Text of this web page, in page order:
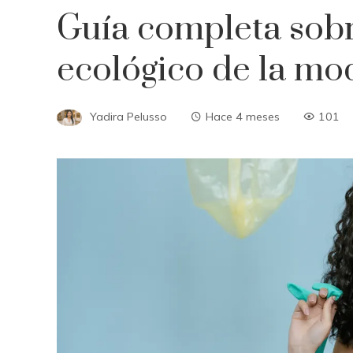
Guía completa
ecológico de la
Yadira Pelusso Hace 4 meses 101